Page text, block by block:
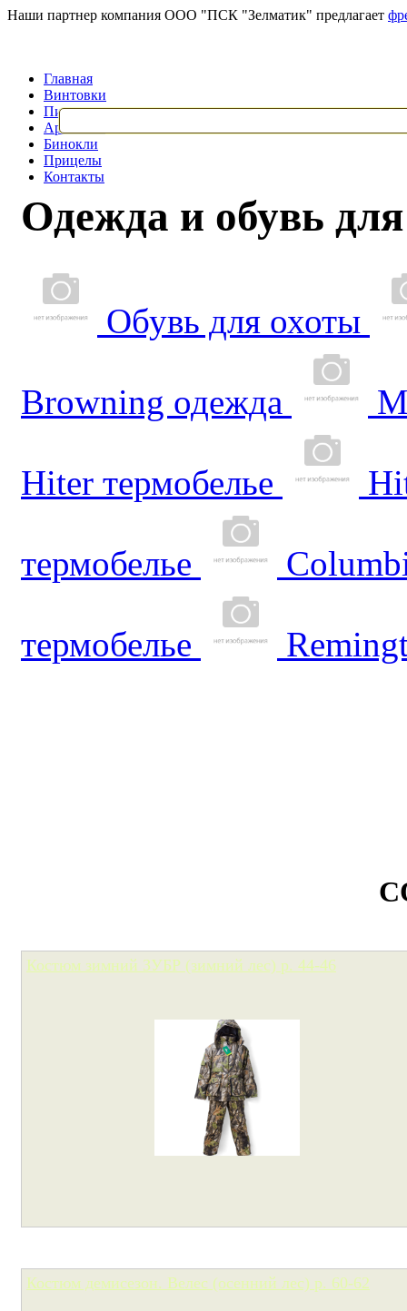
Наши партнер компания ООО "ПСК "Зелматик" предлагает
Главная
Винтовки
Пистолеты
Арбалеты
Бинокли
Прицелы
Контакты
Одежда и обувь
Обувь для охоты
Browning одежда
Hiter термобелье
термобелье
термобелье
Костюм зимний ЗУБР (зимний лес) р. 44-46
Костюм демисезон. Велес (осенний лес) р. 60-62